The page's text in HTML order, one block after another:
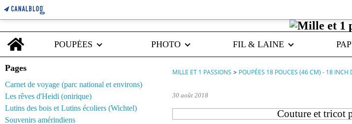
Home
POUPÉES
PHOTO FIL & LAINE
Pages
Carnet de voyage (parc national et environs)
Les rêves d'Heidi (onirique)
Lutins des bois et Lutins écoliers (Wichtel)
Souvenirs amérindiens
MILLE ET 1 PASSIONS > POUPÉES 18 POUCES (46 CM) - 18 INCH
30 août 2018
Couture et tricot